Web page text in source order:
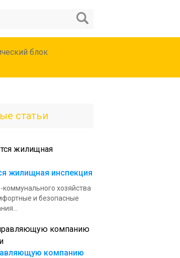
блок
статьи
жилищная инспекция
хозяйства
и безопасные
компанию